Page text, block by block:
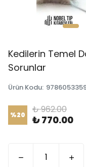
Kedilerin Temel
Sorunlar
Ürün Kodu:
%20 ₺ 962.00
₺ 770.00